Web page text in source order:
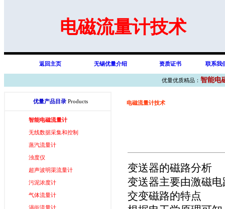
电磁流量计技术
返回主页 无锡优量介绍 资质证书 联系我
优量优质精品： 智能电
优量产品目录 Products
智能电磁流量计
无线数据采集和控制
蒸汽流量计
浊度仪
超声波明渠流量计
污泥浓度计
气体流量计
涡街流量计
电磁流量计技术
变送器的磁路分析
变送器主要由激磁
交变磁路的特点